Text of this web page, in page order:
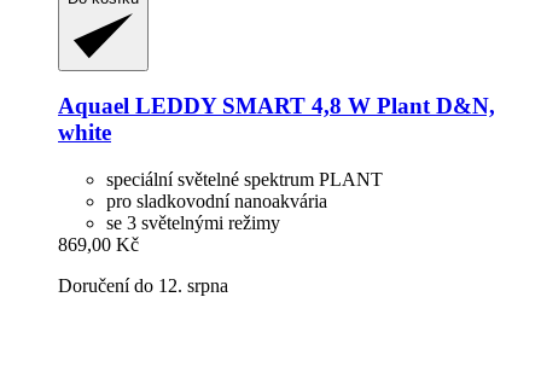
Aquael LEDDY SMART 4,8 W Plant D&N,
white
speciální světelné spektrum PLANT
pro sladkovodní nanoakvária
se 3 světelnými režimy
869,00 Kč
Doručení do 12. srpna